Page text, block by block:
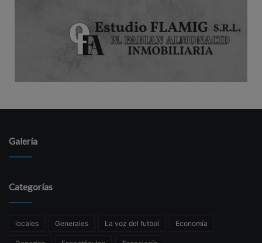
Galería
Categorías
locales Generales La voz del futbol Economía